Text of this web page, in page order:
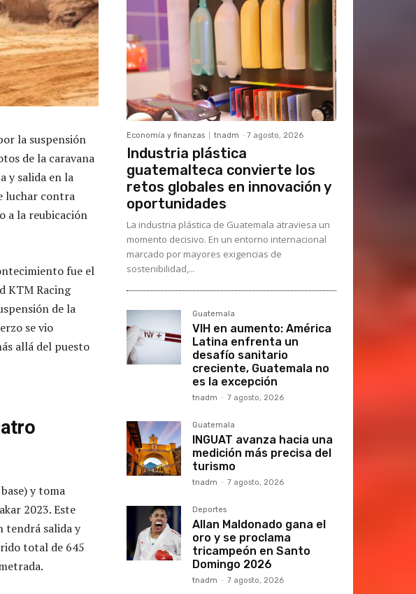
la suspensión
de la caravana
y salida en la
luchar contra
a la reubicación
fue el
KTM Racing
de la
se vio
allá del puesto
y toma
2023. Este
tendrá salida y
total de 645
Economía y finanzas tnadm - 7 agosto, 2026
Industria plástica
guatemalteca convierte los
retos globales en innovación y
oportunidades
La industria plástica de Guatemala atraviesa un
momento decisivo. En un entorno internacional
marcado por mayores exigencias de
sostenibilidad,...
Guatemala
VIH en aumento: América
Latina enfrenta un
desafío sanitario
creciente, Guatemala no
es la excepción
tnadm - 7 agosto, 2026
Guatemala
INGUAT avanza hacia una
medición más precisa del
turismo
tnadm - 7 agosto, 2026
Deportes
Allan Maldonado gana el
oro y se proclama
tricampeón en Santo
Domingo 2026
tnadm - 7 agosto, 2026